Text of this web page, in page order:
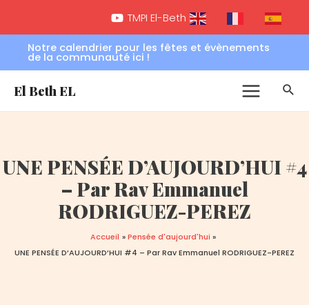
contenu
TMPI El-Beth EL
Notre calendrier pour les fêtes et évènements
de la communauté ici !
El Beth EL
Main
Menu
UNE PENSÉE D’AUJOURD’HUI #4
– Par Rav Emmanuel
RODRIGUEZ-PEREZ
Accueil
Pensée d'aujourd'hui
UNE PENSÉE D’AUJOURD’HUI #4 – Par Rav Emmanuel RODRIGUEZ-PEREZ
l’article